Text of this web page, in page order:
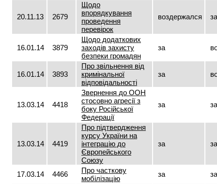
20.11.13 2679
Щодо
впорядкування
проведення
перевірок
воздержался за
16.01.14 3879
Щодо додаткових
заходів захисту
безпеки громадян
за
16.01.14 3893
Про звільнення від
кримінальної
відповідальності
за
13.03.14 4418
Звернення до ООН
стосовно агресії з
боку Російської
Федерації
за за
13.03.14 4419
Про підтвердження
курсу України на
інтеграцію до
Європейського
Союзу
за за
17.03.14 4466
Про часткову
мобілізацію
за за